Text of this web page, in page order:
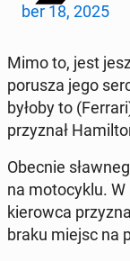
ber 18, 2025
Mimo to, jest
porusza jego
byłoby to
przy­znał
Obecnie
na mo­to­cy­klu.
kie­row­ca
braku miejsc na